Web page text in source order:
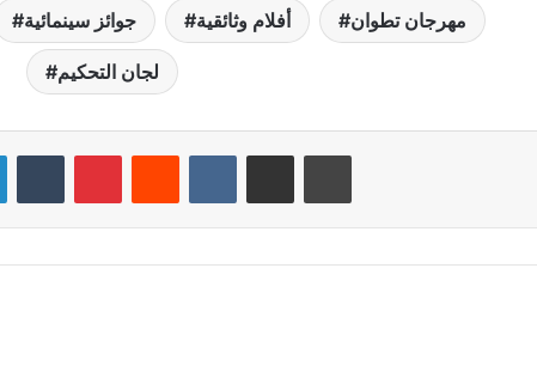
جوائز سينمائية أفلام وثائقية مهرجان تطوان
لجان التحكيم